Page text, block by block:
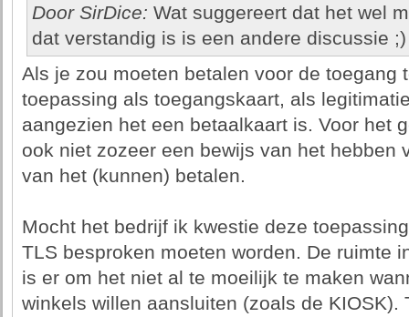
Door SirDice: Wat suggereert dat het wel
dat verstandig is is een andere discussie ;)
Als je zou moeten betalen voor de toegang
toepassing als toegangskaart, als
aangezien het een betaalkaart is. Voor het
ook niet zozeer een bewijs van het hebben
van het (kunnen) betalen.
Mocht het bedrijf ik kwestie deze
TLS besproken moeten worden. De ruimte
is er om het niet al te moeilijk te maken
winkels willen aansluiten (zoals de KIOSK).